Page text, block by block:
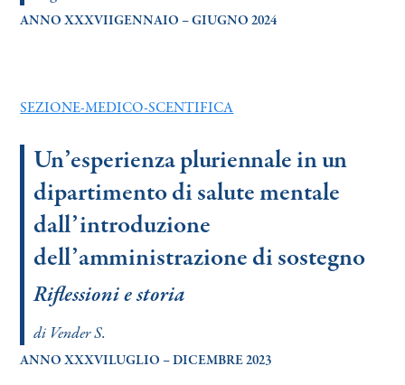
ANNO XXXVIIGENNAIO – GIUGNO 2024
SEZIONE-MEDICO-SCENTIFICA
Un’esperienza pluriennale in un
dipartimento di salute mentale
dall’introduzione
dell’amministrazione di sostegno
Riflessioni e storia
di Vender S.
ANNO XXXVILUGLIO – DICEMBRE 2023